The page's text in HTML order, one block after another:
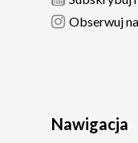
Obserwuj
Nawigacja